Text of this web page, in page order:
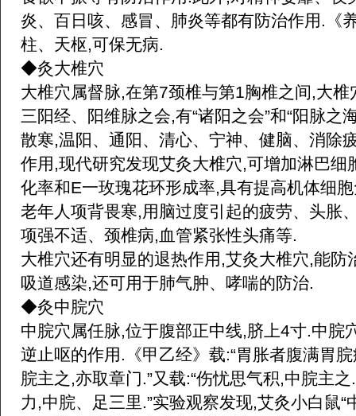
炎、百日咳、感冒、肺炎等都有防治作用.《
柱、天枢,可保无病.
◆灸大椎穴
大椎穴属督脉,在第7颈椎与第1胸椎之间,大
三阳经、阳维脉之会,有“诸阳之会”和“阳脉之
散寒,温阳、通阳、清心、宁神、健脑、消除
作用,现代研究发现艾灸大椎穴,可增加淋巴细
化率和E一玫瑰花环形成率,具有提高机体细
老年人项背畏寒,用脑过度引起的疲劳、头胀
项强不适、颈椎病,血管紧张性头痛等.
大椎穴还有明显的退热作用,艾灸大椎穴,能防
吸道感染,还可用于肺气肿、哮喘的防治.
◆灸中脘穴
中脘穴属任脉,位于腹部正中线,脐上4寸.中脘
逆止呕的作用.《甲乙经》载:“胃胀者腹满胃
脘主之,亦取章门.”又载:“伤忧思气积,中脘主
力,中脘、足三里.”实验观察发现,艾灸小白鼠“